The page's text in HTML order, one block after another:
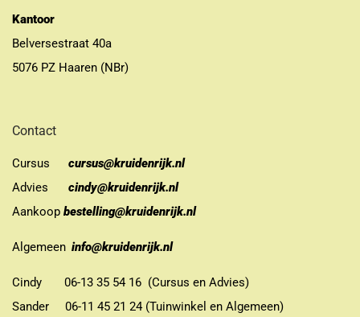
Kantoor
Belversestraat 40a
5076 PZ Haaren (NBr)
Contact
Cursus
cursus@kruidenrijk.nl
Advies
cindy@kruidenrijk.nl
Aankoop bestelling@kruidenrijk.nl
Algemeen info@kruidenrijk.nl
Cindy 06-13 35 54 16 (Cursus en Advies)
Sander 06-11 45 21 24 (Tuinwinkel en Algemeen)